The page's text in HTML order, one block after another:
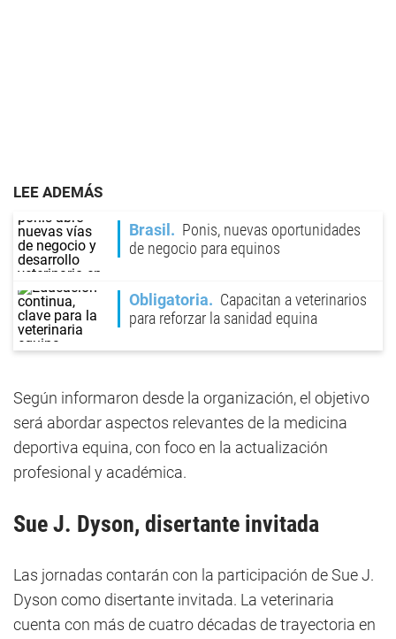
LEE ADEMÁS
Brasil
Ponis, nuevas oportunidades
de negocio para equinos
Obligatoria
Capacitan a veterinarios
para reforzar la sanidad equina
Según informaron desde la organización, el objetivo
será abordar aspectos relevantes de la medicina
deportiva equina, con foco en la actualización
profesional y académica.
Sue J. Dyson, disertante invitada
Las jornadas contarán con la participación de Sue J.
Dyson como disertante invitada. La veterinaria
cuenta con más de cuatro décadas de trayectoria en